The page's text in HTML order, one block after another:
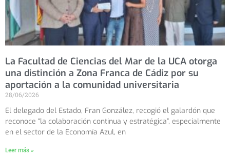
La Facultad de Ciencias del Mar de la UCA otorga
una distinción a Zona Franca de Cádiz por su
aportación a la comunidad universitaria
28/06/2026
El delegado del Estado, Fran González, recogió el galardón que
reconoce “la colaboración continua y estratégica”, especialmente
en el sector de la Economía Azul, en
Leer más »